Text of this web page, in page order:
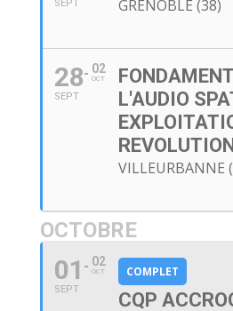
SEPT GRENOBLE (38)
28
SEPT
02
OCT
L'AUDIO
VILLEURBANNE
OCTOBRE
01
SEPT
02
OCT COMPLET
CQP